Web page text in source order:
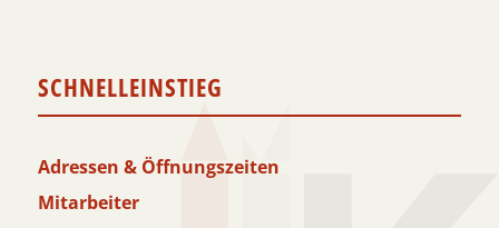
SCHNELLEINSTIEG
Adressen & Öffnungszeiten
Mitarbeiter